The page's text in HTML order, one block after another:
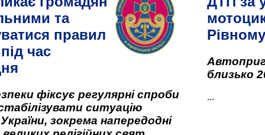
та
правил
час
фіксує регулярні спроби
ситуацію
зокрема напередодні
Рівному
близько
...